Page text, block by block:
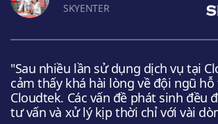
SKYENTER
"Sau nhiều lần sử dụng dịch vụ tại
cảm thấy khá hài lòng về đội ngũ hỗ
Cloudtek. Các vấn đề phát sinh đều
tư vấn và xử lý kịp thời chỉ với vài